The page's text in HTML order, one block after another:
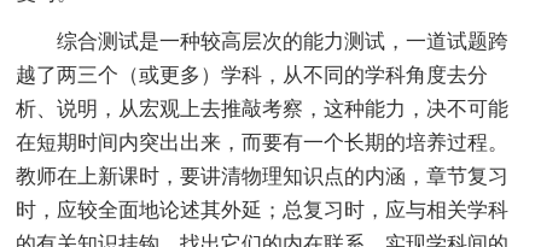
综合测试是一种较高层次的能力测试，一道试题跨
越了两三个（或更多）学科，从不同的学科角度去分
析、说明，从宏观上去推敲考察，这种能力，决不可能
在短期时间内突出出来，而要有一个长期的培养过程。
教师在上新课时，要讲清物理知识点的内涵，章节复习
时，应较全面地论述其外延；总复习时，应与相关学科